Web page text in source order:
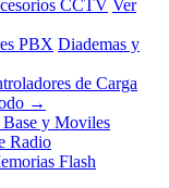
CCTV Ver
PBX Diademas y
de Carga
→
Base y Moviles
Radio
Flash